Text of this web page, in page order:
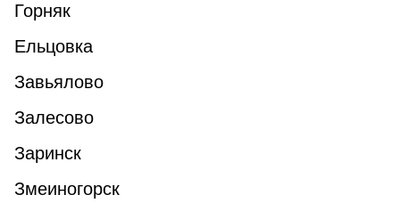
Горняк
Ельцовка
Завьялово
Залесово
Заринск
Змеиногорск